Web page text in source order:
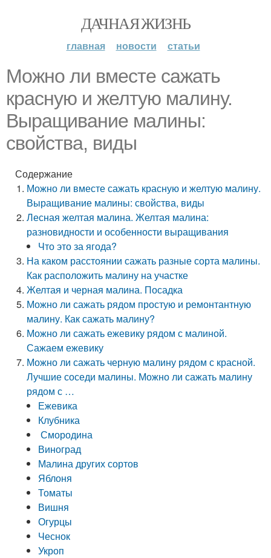
ДАЧНАЯ ЖИЗНЬ
главная новости статьи
Можно ли вместе сажать
красную и желтую малину.
Выращивание малины:
свойства, виды
Содержание
Можно ли вместе сажать красную и желтую малину.
Выращивание малины: свойства, виды
Лесная желтая малина. Желтая малина:
разновидности и особенности выращивания
Что это за ягода?
На каком расстоянии сажать разные сорта малины.
Как расположить малину на участке
Желтая и черная малина. Посадка
Можно ли сажать рядом простую и ремонтантную
малину. Как сажать малину?
Можно ли сажать ежевику рядом с малиной.
Сажаем ежевику
Можно ли сажать черную малину рядом с красной.
Лучшие соседи малины. Можно ли сажать малину
рядом с …
Ежевика
Клубника
Смородина
Виноград
Малина других сортов
Яблоня
Томаты
Вишня
Огурцы
Чеснок
Укроп